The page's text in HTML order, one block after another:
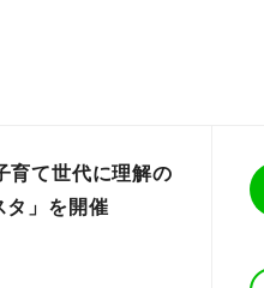
育て世代に理解の
タ」を開催